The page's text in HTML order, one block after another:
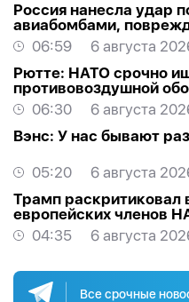
Россия нанесла удар
авиабомбами,
торговый центр
06:59
6 августа
Рютте: НАТО срочно
противовоздушной
06:30
6 августа
Вэнс: У нас бывают
05:20
6 августа
Трамп раскритиковал
европейских членов
04:35
6 августа
Все срочные